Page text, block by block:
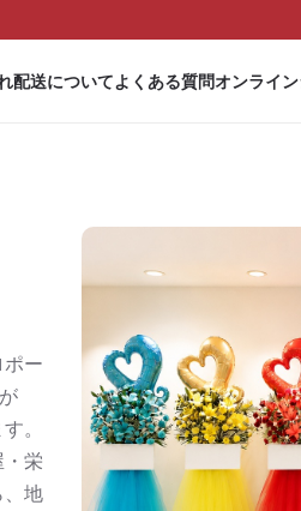
配送についてよくある質問オンライ
ー
。
栄
地